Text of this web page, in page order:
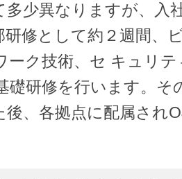
少異なりますが、入
研修として約２週間、
ーク技術、セ キュリ
礎研修を行います。そ
後、各拠点に配属され